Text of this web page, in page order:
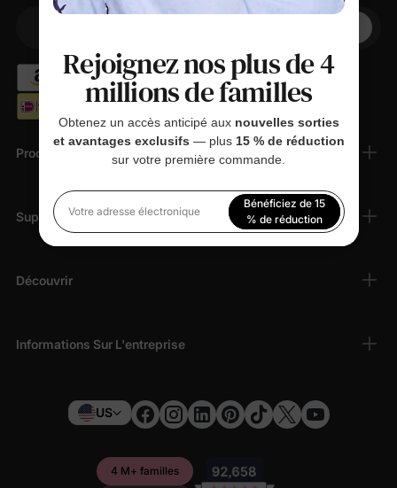
Produits
Support Client
Découvrir
Informations Sur L'entreprise
US
4 M+ familles
Rejoignez nos plus de 4
millions de familles
Obtenez un accès anticipé aux nouvelles sorties
et avantages exclusifs — plus 15 % de réduction
sur votre première commande.
Votre adresse électronique
Bénéficiez de 15
% de réduction